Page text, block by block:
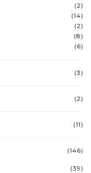
(2)
(14)
(2)
(8)
(6)
(3)
(2)
(11)
(146)
(39)